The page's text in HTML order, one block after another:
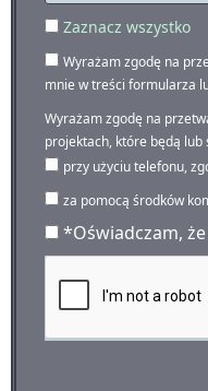
Zaznacz wszystko
Wyrażam zgodę na
mnie w treści formularza
Wyrażam zgodę na
projektach, które będą
przy użyciu telefonu,
za pomocą środków
*Oświadczam,